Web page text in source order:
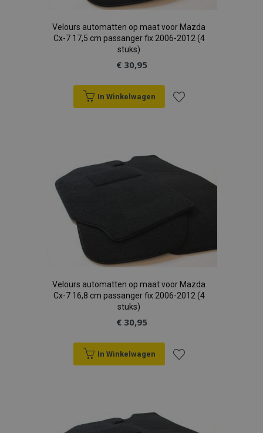
Velours automatten op maat voor Mazda
Cx-7 17,5 cm passanger fix 2006-2012 (4
stuks)
€ 30,95
In Winkelwagen
aan
verlanglijst
Velours automatten op maat voor Mazda
Cx-7 16,8 cm passanger fix 2006-2012 (4
stuks)
€ 30,95
In Winkelwagen
aan